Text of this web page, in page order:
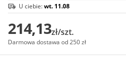
U ciebie:wt. 11.08
214,13zł/szt.
Darmowa dostawa od 250 zł